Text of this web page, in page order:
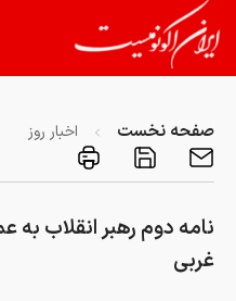
صفحه نخست اخبار روز
نامه دوم رهبر انقلاب
غربی‌